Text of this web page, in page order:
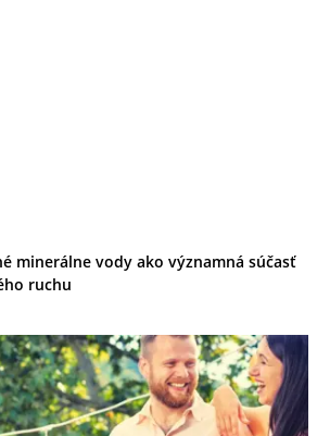
minerálne vody ako významná súčasť
ruchu